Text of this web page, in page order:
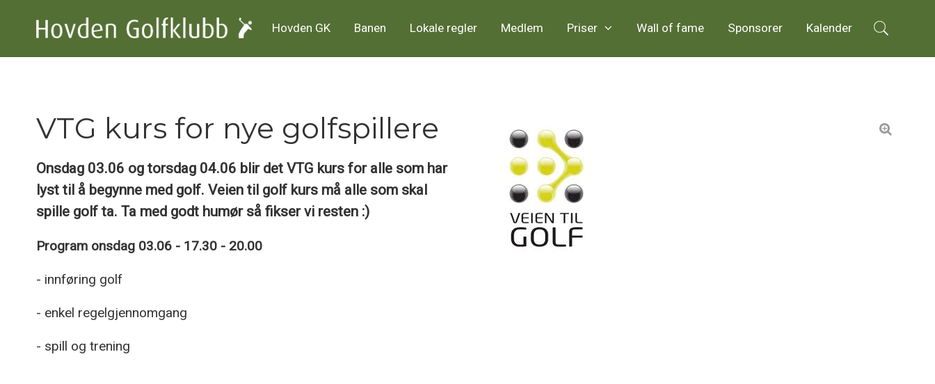
Hovden GK Banen Lokale regler Medlem Priser Wall of fame Sponsorer Kalender
VTG kurs for nye golfspillere
Onsdag 03.06 og torsdag 04.06 blir det VTG kurs for alle som har
lyst til å begynne med golf. Veien til golf kurs må alle som skal
spille golf ta. Ta med godt humør så fikser vi resten :)
Program onsdag 03.06 - 17.30 - 20.00
- innføring golf
- enkel regelgjennomgang
- spill og trening